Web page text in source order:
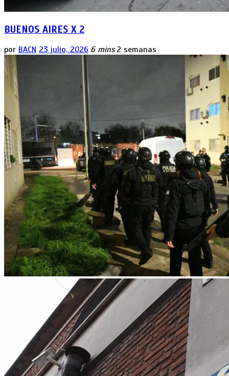
BUENOS AIRES X 2
por BACN 23 julio, 2026 6 mins 2 semanas